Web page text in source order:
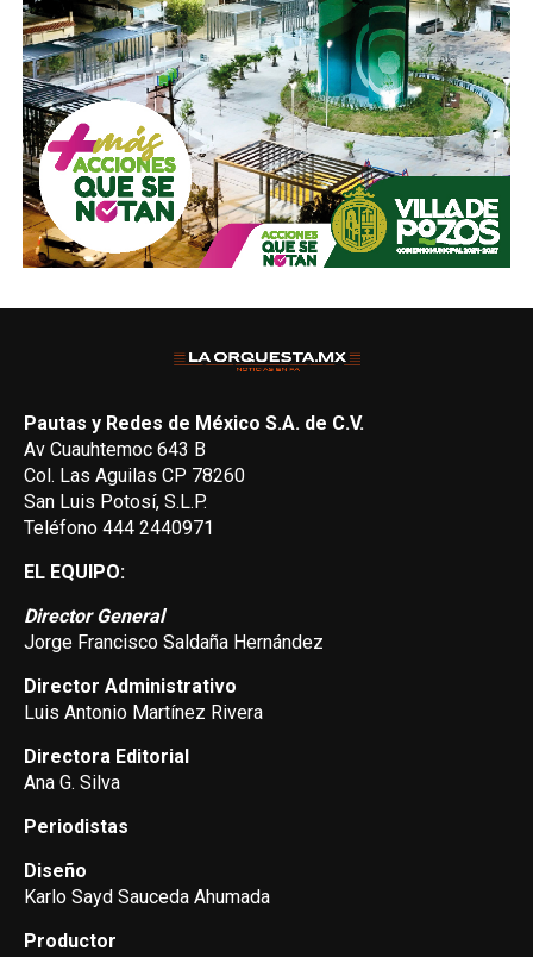
Pautas y Redes de México S.A. de C.V.
Av Cuauhtemoc 643 B
Col. Las Aguilas CP 78260
San Luis Potosí, S.L.P.
Teléfono 444 2440971
EL EQUIPO:
Director General
Jorge Francisco Saldaña Hernández
Director Administrativo
Luis Antonio Martínez Rivera
Directora Editorial
Ana G. Silva
Periodistas
Diseño
Karlo Sayd Sauceda Ahumada
Productor